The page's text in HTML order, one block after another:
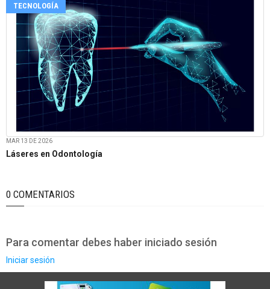
TECNOLOGÍA
MAR 13 DE 2026
Láseres en Odontología
0 COMENTARIOS
Para comentar debes haber iniciado sesión
Iniciar sesión